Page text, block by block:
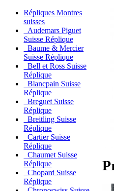
Répliques Montres
suisses
Audemars Piguet
Suisse Réplique
Baume & Mercier
Suisse Réplique
Bell et Ross Suisse
Réplique
Blancpain Suisse
Réplique
Breguet Suisse
Réplique
Breitling Suisse
Réplique
Cartier Suisse
Réplique
Chaumet Suisse
Réplique
Chopard Suisse
Réplique